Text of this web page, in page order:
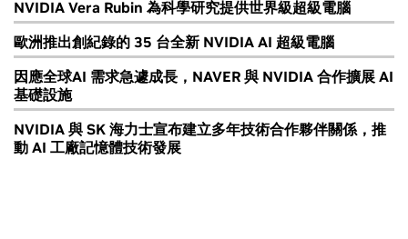
NVIDIA Vera Rubin 為科學研究提供世界級超級電腦
歐洲推出創紀錄的 35 台全新 NVIDIA AI 超級電腦
因應全球AI 需求急遽成長，NAVER 與 NVIDIA 合作擴展 AI
基礎設施
NVIDIA 與 SK 海力士宣布建立多年技術合作夥伴關係，推
動 AI 工廠記憶體技術發展